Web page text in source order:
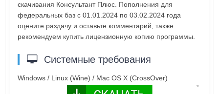
скачивания Консультант Плюс. Пополнения для
федеральных баз с 01.01.2024 по 03.02.2024 года
оцените раздачу и оставьте комментарий, также
рекомендуем купить лицензионную копию программы.
Системные требования
Windows / Linux (Wine) / Mac OS X (CrossOver)